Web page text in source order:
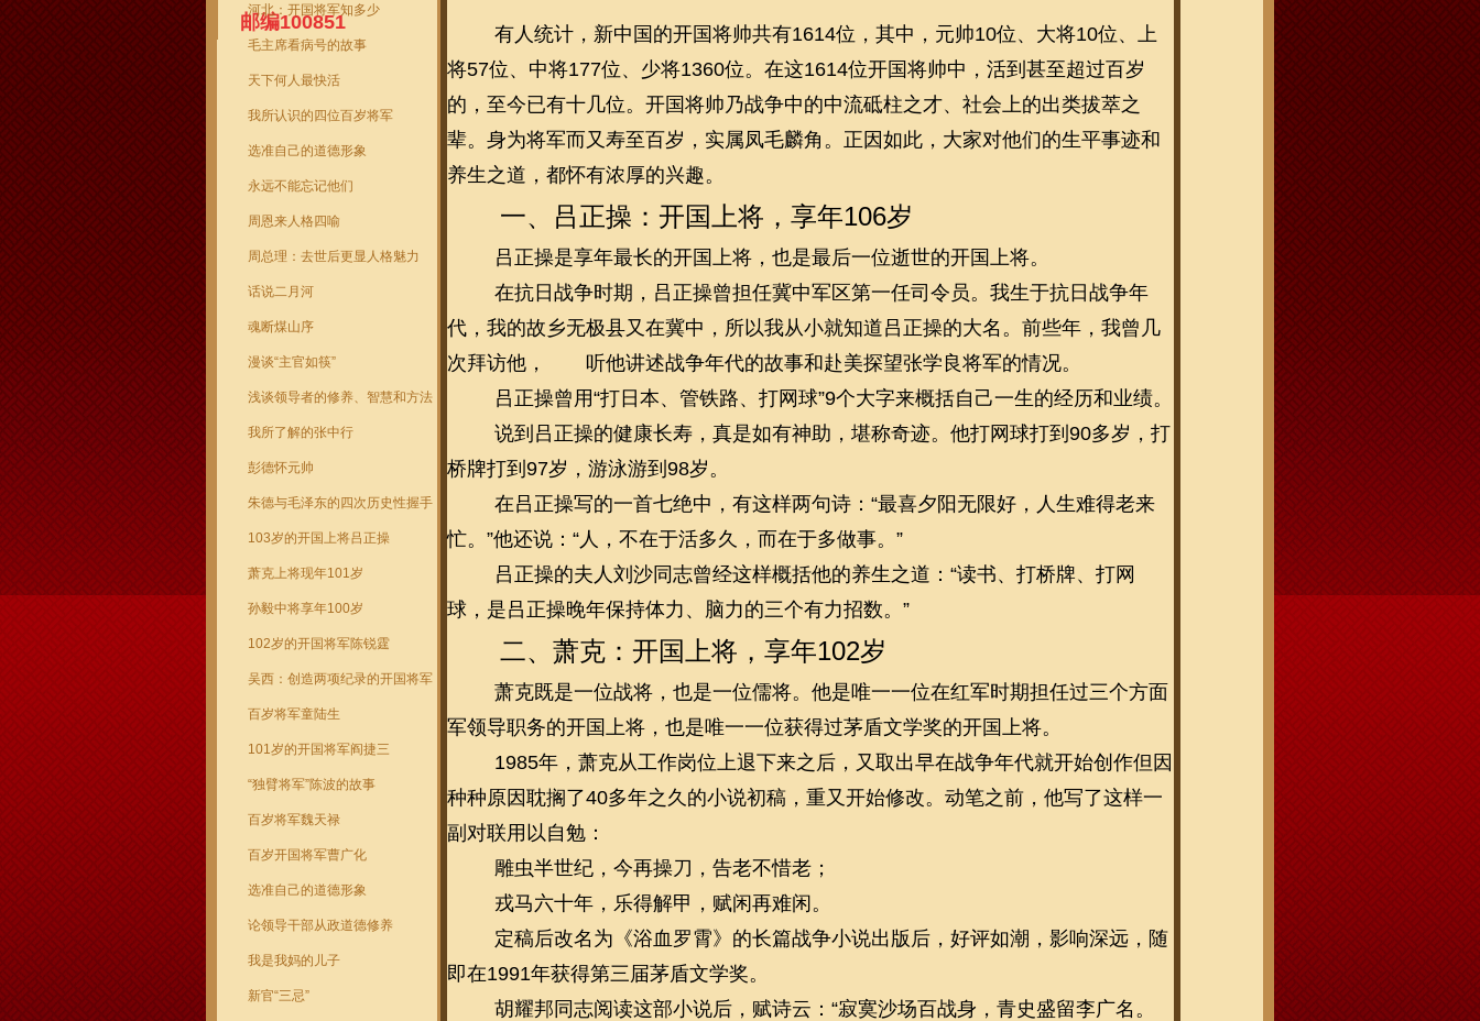
河北：开国将军知多少
毛主席看病号的故事
天下何人最快活
我所认识的四位百岁将军
选准自己的道德形象
永远不能忘记他们
周恩来人格四喻
周总理：去世后更显人格魅力
话说二月河
魂断煤山序
漫谈“主官如筷”
浅谈领导者的修养、智慧和方法
我所了解的张中行
彭德怀元帅
朱德与毛泽东的四次历史性握手
103岁的开国上将吕正操
萧克上将现年101岁
孙毅中将享年100岁
102岁的开国将军陈锐霆
吴西：创造两项纪录的开国将军
百岁将军童陆生
101岁的开国将军阎捷三
“独臂将军”陈波的故事
百岁将军魏天禄
百岁开国将军曹广化
选准自己的道德形象
论领导干部从政道德修养
我是我妈的儿子
新官“三忌”
邮编100851
有人统计，新中国的开国将帅共有1614位，其中，元帅10位、大将10位、上
将57位、中将177位、少将1360位。在这1614位开国将帅中，活到甚至超过百岁
的，至今已有十几位。开国将帅乃战争中的中流砥柱之才、社会上的出类拔萃之
辈。身为将军而又寿至百岁，实属凤毛麟角。正因如此，大家对他们的生平事迹和
养生之道，都怀有浓厚的兴趣。
一、吕正操：开国上将，享年106岁
吕正操是享年最长的开国上将，也是最后一位逝世的开国上将。
在抗日战争时期，吕正操曾担任冀中军区第一任司令员。我生于抗日战争年
代，我的故乡无极县又在冀中，所以我从小就知道吕正操的大名。前些年，我曾几
次拜访他， 听他讲述战争年代的故事和赴美探望张学良将军的情况。
吕正操曾用“打日本、管铁路、打网球”9个大字来概括自己一生的经历和业绩。
说到吕正操的健康长寿，真是如有神助，堪称奇迹。他打网球打到 90多岁，打
桥牌打到97岁，游泳游到98岁。
在吕正操写的一首七绝中，有这样两句诗：“最喜夕阳无限好，人生难得老来
忙。”他还说：“人，不在于活多久，而在于多做事。”
吕正操的夫人刘沙同志曾经这样概括他的养生之道：“读书、打桥牌、打网
球，是吕正操晚年保持体力、脑力的三个有力招数。”
二、萧克：开国上将，享年102岁
萧克既是一位战将，也是一位儒将。他是唯一一位在红军时期担任过三个方面
军领导职务的开国上将，也是唯一一位获得过茅盾文学奖的开国上将。
1985年，萧克从工作岗位上退下来之后，又取出早在战争年代就开始创作但因
种种原因耽搁了40多年之久的小说初稿，重又开始修改。动笔之前，他写了这样一
副对联用以自勉：
雕虫半世纪，今再操刀，告老不惜老；
戎马六十年，乐得解甲，赋闲再难闲。
定稿后改名为《浴血罗霄》的长篇战争小说出版后，好评如潮，影响深远，随
即在1991年获得第三届茅盾文学奖。
胡耀邦同志阅读这部小说后，赋诗云：“寂寞沙场百战身，青史盛留李广名。